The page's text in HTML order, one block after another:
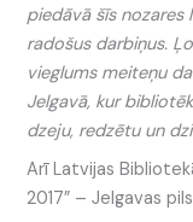
piedāvā šīs nozares
radošus darbiņus.
vieglums meiteņu
Jelgavā, kur
dzeju, redzētu un
Arī Latvijas
2017” – Jelgavas